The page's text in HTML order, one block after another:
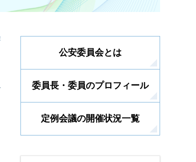
公安委員会とは
委員長・委員のプロフィール
定例会議の開催状況一覧